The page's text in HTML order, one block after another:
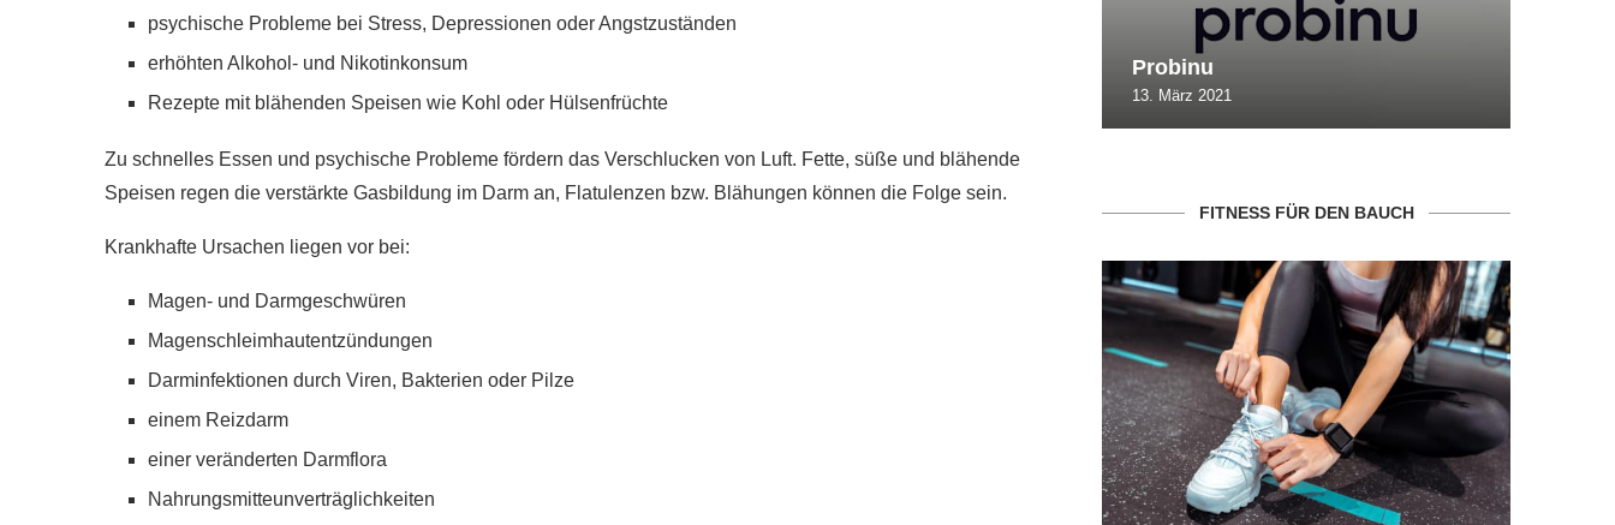
psychische Probleme bei Stress, Depressionen oder Angstzuständen
erhöhten Alkohol- und Nikotinkonsum
Rezepte mit blähenden Speisen wie Kohl oder Hülsenfrüchte
Zu schnelles Essen und psychische Probleme fördern das Verschlucken von Luft. Fette, süße und blähende
Speisen regen die verstärkte Gasbildung im Darm an, Flatulenzen bzw. Blähungen können die Folge sein.
Krankhafte Ursachen liegen vor bei:
Magen- und Darmgeschwüren
Magenschleimhautentzündungen
Darminfektionen durch Viren, Bakterien oder Pilze
einem Reizdarm
einer veränderten Darmflora
Nahrungsmitteunverträglichkeiten
Wie gesund ist Rohkost?
28. Januar 2020
Probinu
13. März 2021
FITNESS FÜR DEN BAUCH